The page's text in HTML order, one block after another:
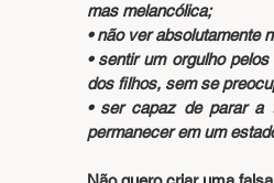
mas melancólica;
• não ver absolutamente
• sentir um orgulho
dos filhos, sem se
• ser capaz de parar a
permanecer em um